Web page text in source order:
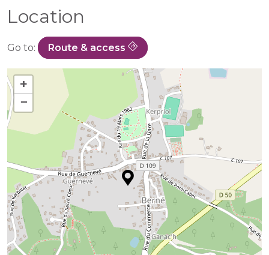
Location
Go to: Route & access
+
−